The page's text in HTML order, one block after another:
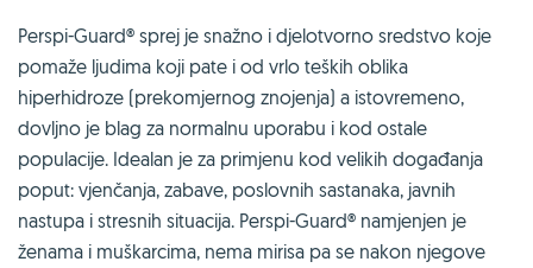
Perspi-Guard® sprej je snažno i djelotvorno sredstvo koje
pomaže ljudima koji pate i od vrlo teških oblika
hiperhidroze (prekomjernog znojenja) a istovremeno,
dovljno je blag za normalnu uporabu i kod ostale
populacije. Idealan je za primjenu kod velikih događanja
poput: vjenčanja, zabave, poslovnih sastanaka, javnih
nastupa i stresnih situacija. Perspi-Guard® namjenjen je
ženama i muškarcima, nema mirisa pa se nakon njegove